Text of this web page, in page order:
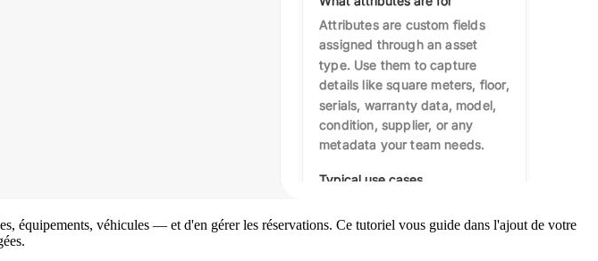
équipements, véhicules — et d'en gérer les réservations. Ce tutoriel vous guide dans l'ajout de votre